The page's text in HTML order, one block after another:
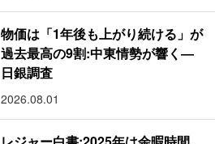
物価は「1年後も上がり続ける」が
過去最高の9割:中東情勢が響く―
日銀調査
2026.08.01